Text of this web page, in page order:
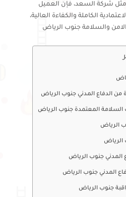
شركة السعد، فإن العميل
الكاملة والكفاءة العالية،
والسلامة جنوب الرياض
الدفاع المدني جنوب الرياض
المعتمدة جنوب الرياض
الرياض
الرياض
المدني جنوب الرياض
المدني جنوب الرياض
جنوب الرياض